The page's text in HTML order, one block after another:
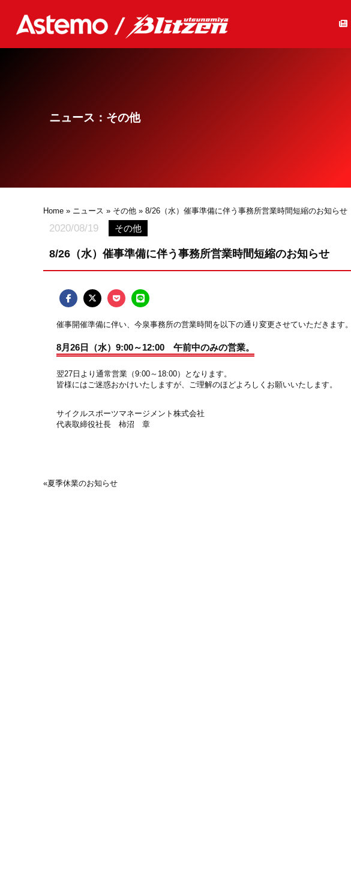
ニュース：その他
Home » ニュース » その他 » 8/26（水）催事準備に伴う事務所営業時間短縮のお知らせ
2020/08/19 その他
8/26（水）催事準備に伴う事務所営業時間短縮のお知らせ
催事開催準備に伴い、今泉事務所の営業時間を以下の通り変更させていただきます。
8月26日（水）9:00～12:00 午前中のみの営業。
翌27日より通常営業（9:00～18:00）となります。
皆様にはご迷惑おかけいたしますが、ご理解のほどよろしくお願いいたします。
サイクルスポーツマネージメント株式会社
代表取締役社長 柿沼 章
«夏季休業のお知らせ